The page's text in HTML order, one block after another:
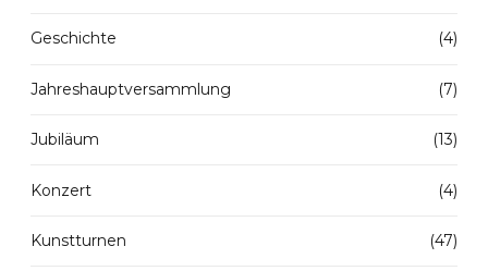
Geschichte (4)
Jahreshauptversammlung (7)
Jubiläum (13)
Konzert (4)
Kunstturnen (47)